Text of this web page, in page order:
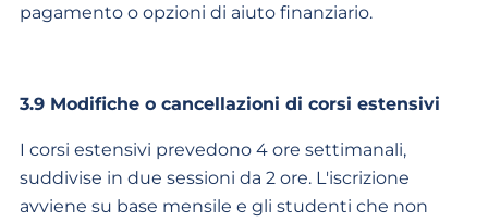
pagamento o opzioni di aiuto finanziario.
3.9 Modifiche o cancellazioni di corsi estensivi
I corsi estensivi prevedono 4 ore settimanali,
suddivise in due sessioni da 2 ore. L'iscrizione
avviene su base mensile e gli studenti che non